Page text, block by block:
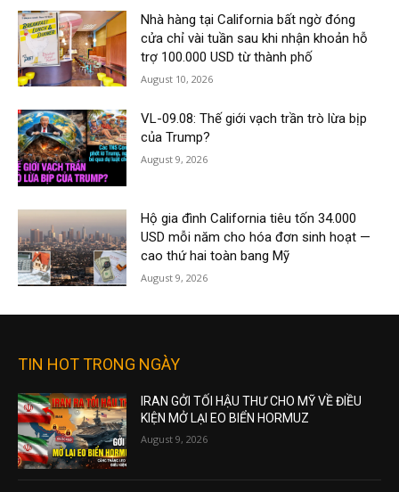
Nhà hàng tại California bất ngờ đóng
cửa chỉ vài tuần sau khi nhận khoản hỗ
trợ 100.000 USD từ thành phố
August 10, 2026
VL-09.08: Thế giới vạch trần trò lừa bịp
của Trump?
August 9, 2026
Hộ gia đình California tiêu tốn 34.000
USD mỗi năm cho hóa đơn sinh hoạt —
cao thứ hai toàn bang Mỹ
August 9, 2026
TIN HOT TRONG NGÀY
IRAN GỞI TỐI HẬU THƯ CHO MỸ VỀ ĐIỀU
KIỆN MỞ LẠI EO BIỂN HORMUZ
August 9, 2026